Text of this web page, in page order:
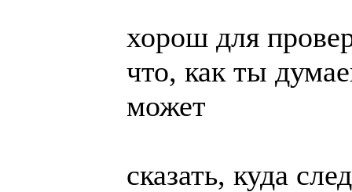
хорош для
что, как ты
может
сказать, куда